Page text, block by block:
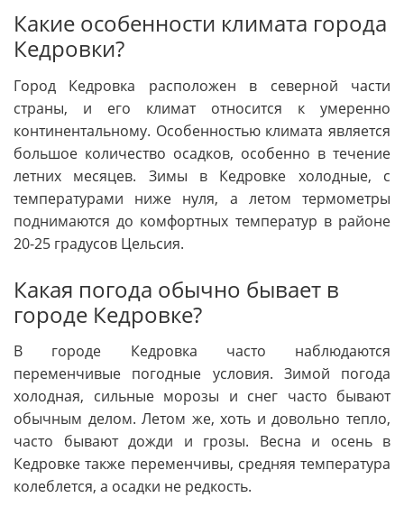
Какие особенности климата города
Кедровки?
Город Кедровка расположен в северной части
страны, и его климат относится к умеренно
континентальному. Особенностью климата является
большое количество осадков, особенно в течение
летних месяцев. Зимы в Кедровке холодные, с
температурами ниже нуля, а летом термометры
поднимаются до комфортных температур в районе
20-25 градусов Цельсия.
Какая погода обычно бывает в
городе Кедровке?
В городе Кедровка часто наблюдаются
переменчивые погодные условия. Зимой погода
холодная, сильные морозы и снег часто бывают
обычным делом. Летом же, хоть и довольно тепло,
часто бывают дожди и грозы. Весна и осень в
Кедровке также переменчивы, средняя температура
колеблется, а осадки не редкость.